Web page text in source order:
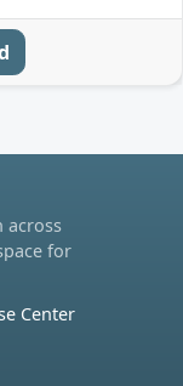
across
for
Center